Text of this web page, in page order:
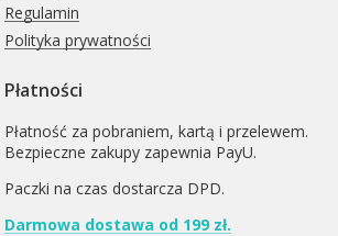
Regulamin
Polityka prywatności
Płatności
Płatność za pobraniem, kartą i przelewem.
Bezpieczne zakupy zapewnia PayU.
Paczki na czas dostarcza DPD.
Darmowa dostawa od 199 zł.